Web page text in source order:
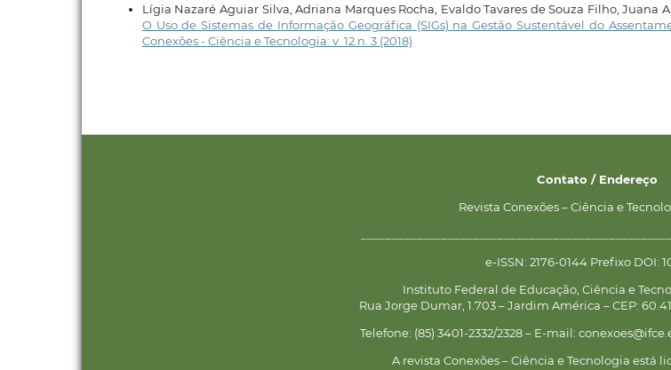
Lígia Nazaré Aguiar Silva, Adriana Marques Rocha, Evaldo Tavares de Souza Filho, Juana
O Uso de Sistemas de Informação Geográfica (SIGs) na Gestão Sustentável do
Conexões - Ciência e Tecnologia: v. 12 n. 3 (2018)
Contato / Endereço
Revista Conexões – Ciência e
e-ISSN: 2176-0144 Prefixo DOI:
Instituto Federal de Educação, Ciência e
Rua Jorge Dumar, 1.703 – Jardim América – CEP:
Telefone: (85) 3401-2332/2328 – E-mail:
A revista Conexões – Ciência e Tecnologia está